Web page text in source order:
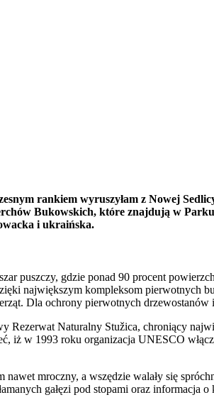
rankiem wyruszyłam z Nowej
Bukowskich, które znajdują w
i ukraińska.
puszczy, gdzie ponad 90 procent
największym kompleksom pierwotnych
Dla ochrony pierwotnych
Rezerwat Naturalny Stužica, chroniący
w 1993 roku organizacja UNESCO
nawet mroczny, a wszędzie walały się
gałęzi pod stopami oraz